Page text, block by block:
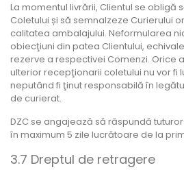
La momentul livrării, Clientul se obligă
Coletului și să semnalzeze Curierului
calitatea ambalajului. Neformularea
obiecţiuni din patea Clientului,
rezerve a respectivei Comenzi. Orice
ulterior recepţionarii coletului nu vor fi
neputând fi ţinut responsabilă în
de curierat.
DZC se angajează să răspundă
în maximum 5 zile lucrătoare de la
3.7 Dreptul de retragere